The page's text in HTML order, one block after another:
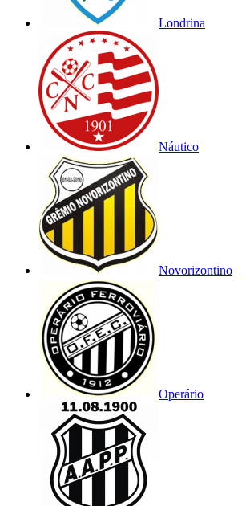
Londrina
Náutico
Novorizontino
Operário